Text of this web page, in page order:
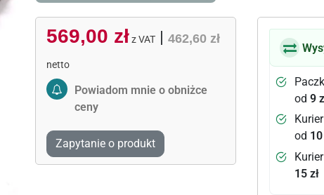
569,00 zł z VAT| 462,60 zł
nettoActivate Price Alert
Powiadom mnie o obniżce
ceny
Zapytanie o produkt
od9
od 10
15 zł